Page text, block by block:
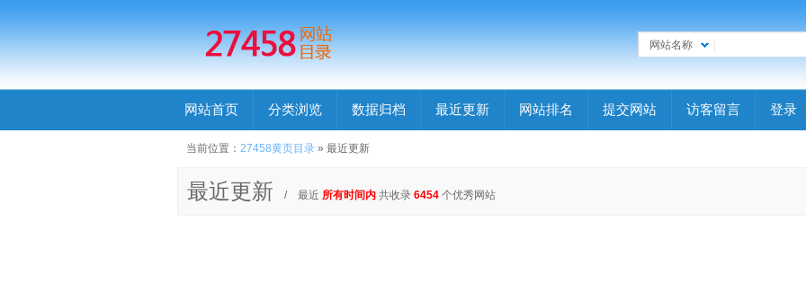
网站名称
网站首页 分类浏览 数据归档 最近更新 网站排名 提交网站 访客留言 登录 |
当前位置： 27458黄页目录 » 最近更新
最近更新 / 最近 所有时间内 共收录 6454 个优秀网站